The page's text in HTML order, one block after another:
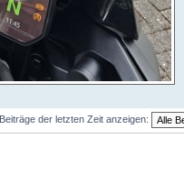
Beiträge der letzten Zeit anzeigen: